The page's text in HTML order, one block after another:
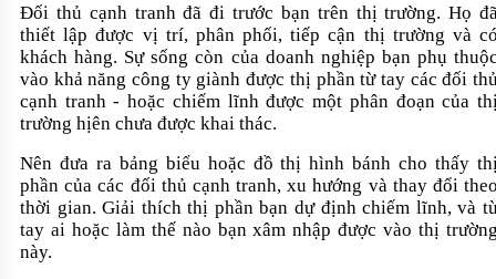
Đối thủ cạnh tranh đã đi trước bạn trên thị trường. Họ
thiết lập được vị trí, phân phối, tiếp cận thị trường và
khách hàng. Sự sống còn của doanh nghiệp bạn phụ
vào khả năng công ty giành được thị phần từ tay các đối
cạnh tranh - hoặc chiếm lĩnh được một phân đoạn của
trường hịên chưa được khai thác.
Nên đưa ra bảng biểu hoặc đồ thị hình bánh cho thấy
phần của các đối thủ cạnh tranh, xu hướng và thay đổi
thời gian. Giải thích thị phần bạn dự định chiếm lĩnh, và
tay ai hoặc làm thế nào bạn xâm nhập được vào thị
này.